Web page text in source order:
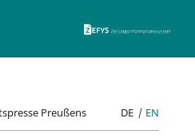
Preußens DE | EN